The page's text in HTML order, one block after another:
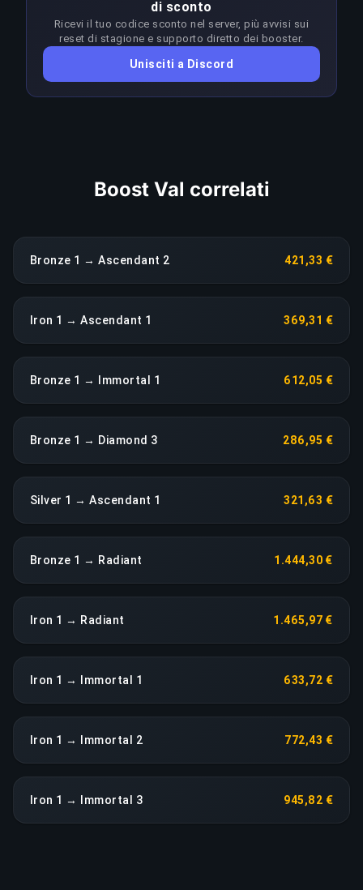
I booster adattano l'approccio a ogni patch per
restare in vantaggio sul meta; qualsiasi calo di
rendimento prolungato fa scattare una
riassegnazione immediata senza costi aggiuntivi.
di sconto
Ricevi il tuo codice sconto nel server, più avvisi sui
reset di stagione e supporto diretto dei booster.
Unisciti a Discord
Boost Val correlati
Bronze 1 → Ascendant 2 421,33 €
Iron 1 → Ascendant 1 369,31 €
Bronze 1 → Immortal 1 612,05 €
Bronze 1 → Diamond 3 286,95 €
Silver 1 → Ascendant 1 321,63 €
Bronze 1 → Radiant 1.444,30 €
Iron 1 → Radiant 1.465,97 €
Iron 1 → Immortal 1 633,72 €
Iron 1 → Immortal 2 772,43 €
Iron 1 → Immortal 3 945,82 €